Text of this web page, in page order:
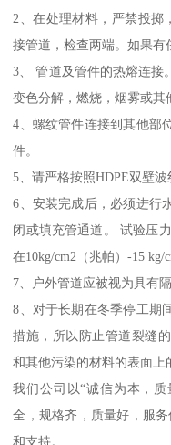
2、在处理材料，严禁投掷
接管道，检查两端。如果有
3、 管道及管件的热熔连接
变色分解，燃烧，烟雾或其
4、螺纹管件连接到其他部
件。
5、请严格按照HDPE双壁
6、安装完成后，必须进行
闭或填充管通道。 试验压
在10kg/cm2（兆帕）-15 kg/
7、户外管道应被视为具有
8、对于长期在冬季停工期
措施，所以防止管道裂缝
和其他污染的材料的表面上
我们公司以“诚信为本，
全，规格齐，质量好，服
和支持。